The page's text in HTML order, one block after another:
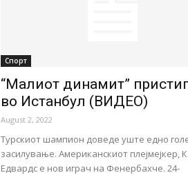
Спорт
“Малиот динамит”
во Истанбул (ВИДЕО)
August 2, 2022
Турскиот шампион доведе уште едно
засилување. Американскиот плејмејкер,
Едвардс е нов играч на Фенербахче. 24-